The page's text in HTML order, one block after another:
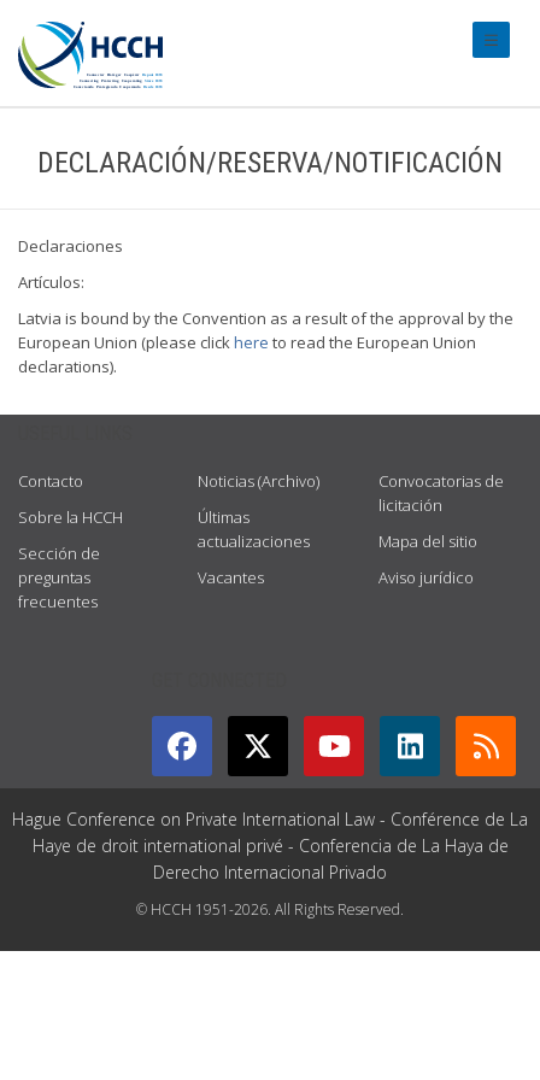
DECLARACIÓN/RESERVA/NOTIFICACIÓN
Declaraciones
Artículos:
Latvia is bound by the Convention as a result of the approval by the
European Union (please clickhere to read the European Union
declarations).
Contacto
Sobre la HCCH
Sección de
preguntas
frecuentes
Noticias (Archivo)
Últimas
actualizaciones
Vacantes
Convocatorias de
licitación
Mapa del sitio
Aviso jurídico
Hague Conference on Private International Law - Conférence de La
Haye de droit international privé - Conferencia de La Haya de
Derecho Internacional Privado
© HCCH 1951-2026. All Rights Reserved.